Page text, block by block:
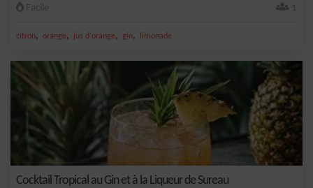
Facile 1
citron, orange, jus d'orange, gin, limonade
Cocktail Tropical au Gin et à la Liqueur de Sureau